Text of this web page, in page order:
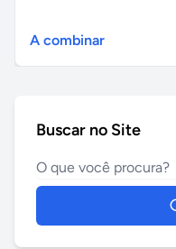
A combinar
Buscar no Site